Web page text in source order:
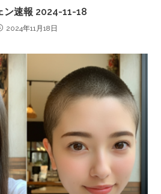
ン速報 2024-11-18
2024年11月18日